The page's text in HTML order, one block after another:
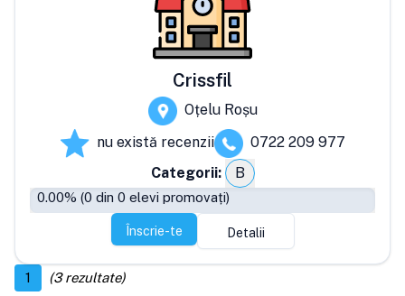
Crissfil
Oțelu Roșu
nu există recenzii
0722 209 977
Categorii:
B
0.00% (0 din 0 elevi promovați)
Înscrie-te Detalii
1 (3rezultate)